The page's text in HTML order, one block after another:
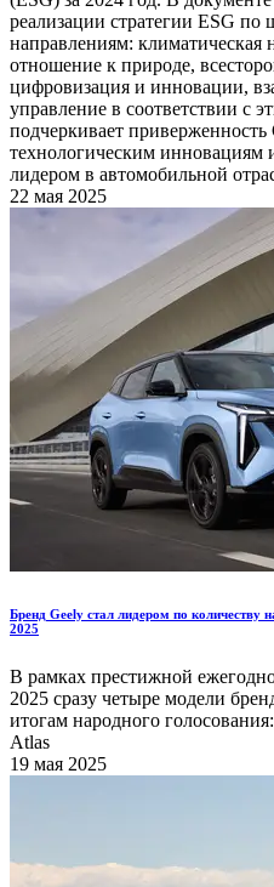
реализации стратегии ESG
направлениям: климатическая
отношение к природе,
цифровизация и инновации,
управление в соответствии с
подчеркивает
технологическим
лидером в автомобильной
22 мая 2025
Бренд Geely стал лидером по количеству
2025
В рамках престижной
2025 сразу четыре модели
итогам народного
Atlas
19 мая 2025